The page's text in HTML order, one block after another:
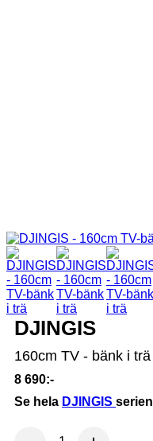
DJINGIS
160cm TV - bänk i trä
8 690:-
Se hela DJINGIS serien